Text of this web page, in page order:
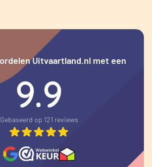
Uitvaartland.nl met een
9.9
Gebaseerd op 121 reviews